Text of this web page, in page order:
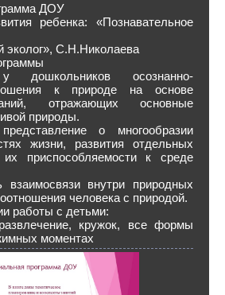
ДОУ
ребенка: «Познавательное
С.Н.Николаева
дошкольников осознанно-
к природе на основе
отражающих основные
природы.
о многообразии
жизни, развития отдельных
приспособляемости к среде
взаимосвязи внутри природных
человека с природой.
работы с детьми:
кружок, все формы
моментах